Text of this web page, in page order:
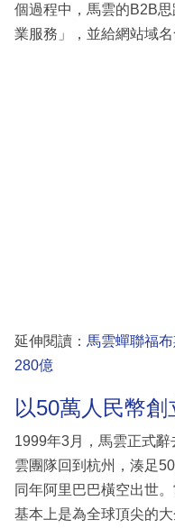
個過程中，馬雲的B2B
業服務」，並給網站域名
延伸閱讀： 馬雲蟬聯福
280億
以50萬人民幣
1999年3月，馬雲正式
雲團隊回到杭州，湊足
同年阿里巴巴橫空出世
基本上是為全球頂尖的